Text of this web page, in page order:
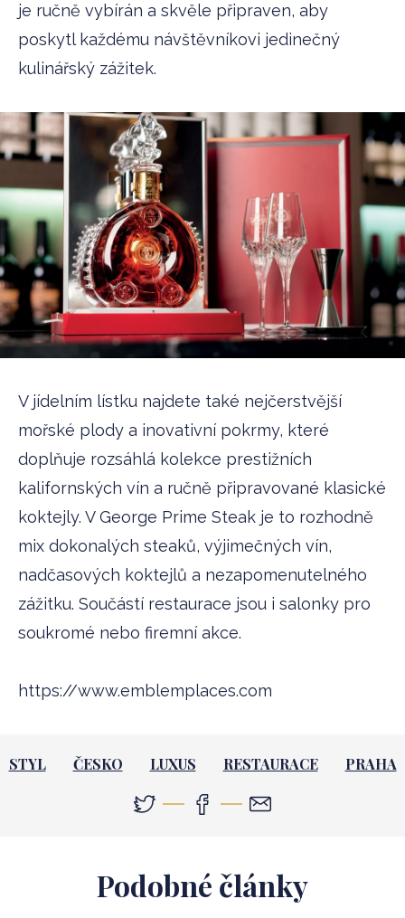
je ručně vybírán a skvěle připraven, aby
poskytl každému návštěvníkovi jedinečný
kulinářský zážitek.
V jídelním lístku najdete také nejčerstvější
mořské plody a inovativní pokrmy, které
doplňuje rozsáhlá kolekce prestižních
kalifornských vín a ručně připravované klasické
koktejly. V George Prime Steak je to rozhodně
mix dokonalých steaků, výjimečných vín,
nadčasových koktejlů a nezapomenutelného
zážitku. Součástí restaurace jsou i salonky pro
soukromé nebo firemní akce.
https://www.emblemplaces.com
STYL ČESKO LUXUS RESTAURACE PRAHA
Podobné články